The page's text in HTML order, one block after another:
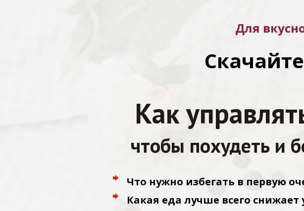
Для
Как
чтобы похудеть и
Что нужно избегать в первую
Какая еда лучше всего